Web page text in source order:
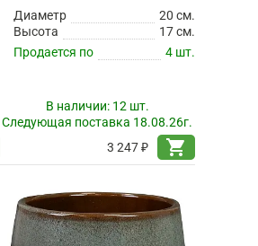
Диаметр
20 см.
Высота
17 см.
Продается по
4 шт.
В наличии: 12 шт.
Следующая поставка 18.08.26г.
3 247 ₽
shopping_cart